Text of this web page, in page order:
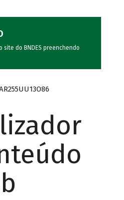
site do BNDES preenchendo